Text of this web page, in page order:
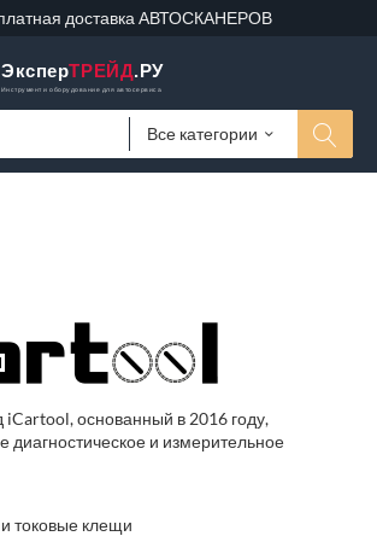
доставка АВТОСКАНЕРОВ
ЭксперТРЕЙД.РУ
Инструмент и оборудование для автосервиса
Все категории
iCartool, основанный в 2016 году,
диагностическое и измерительное
токовые клещи